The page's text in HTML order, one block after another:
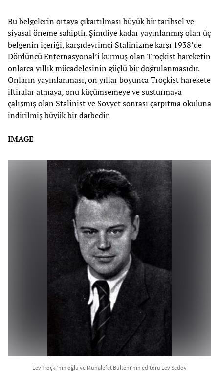
Bu belgelerin ortaya çıkartılması büyük bir tarihsel ve
siyasal öneme sahiptir. Şimdiye kadar yayınlanmış olan üç
belgenin içeriği, karşıdevrimci Stalinizme karşı 1938’de
Dördüncü Enternasyonal’i kurmuş olan Troçkist hareketin
onlarca yıllık mücadelesinin güçlü bir doğrulanmasıdır.
Onların yayınlanması, on yıllar boyunca Troçkist harekete
iftiralar atmaya, onu küçümsemeye ve susturmaya
çalışmış olan Stalinist ve Sovyet sonrası çarpıtma okuluna
indirilmiş büyük bir darbedir.
IMAGE
Lev Troçki’nin oğlu ve Muhalefet Bülteni’nin editörü Lev Sedov